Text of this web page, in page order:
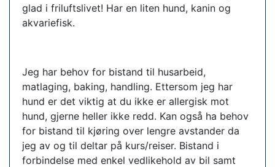
glad i friluftslivet! Har en liten hund, kanin og
akvariefisk.
Jeg har behov for bistand til husarbeid,
matlaging, baking, handling. Ettersom jeg har
hund er det viktig at du ikke er allergisk mot
hund, gjerne heller ikke redd. Kan også ha behov
for bistand til kjøring over lengre avstander da
jeg av og til deltar på kurs/reiser. Bistand i
forbindelse med enkel vedlikehold av bil samt